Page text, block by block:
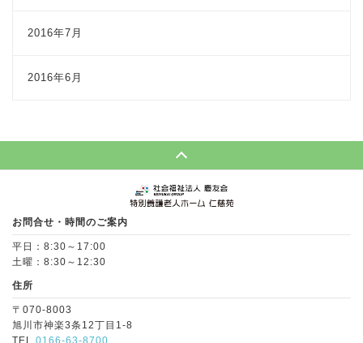
2016年7月
2016年6月
お問合せ・時間のご案内
平日：8:30～17:00
土曜：8:30～12:30
住所
〒070-8003
旭川市神楽3条12丁目1-8
TEL. 0166-63-8700